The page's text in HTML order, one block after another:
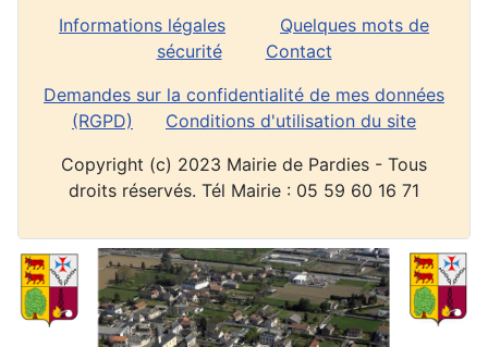
Informations légales
Quelques mots de
sécurité
Contact
Demandes sur la confidentialité de mes données
(RGPD)
Conditions d'utilisation du site
Copyright (c) 2023 Mairie de Pardies - Tous
droits réservés. Tél Mairie : 05 59 60 16 71